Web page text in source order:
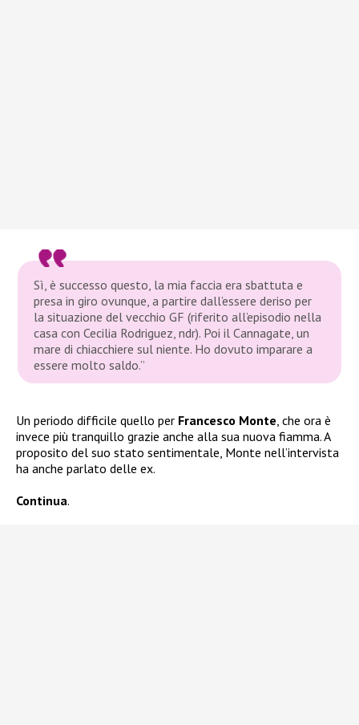
Sì, è successo questo, la mia faccia era sbattuta e
presa in giro ovunque, a partire dall’essere deriso per
la situazione del vecchio GF (riferito all’episodio nella
casa con Cecilia Rodriguez,ndr). Poi il Cannagate, un
mare di chiacchiere sul niente. Ho dovuto imparare a
essere molto saldo.”
Un periodo difficile quello per Francesco Monte , che ora è
invece più tranquillo grazie anche alla sua nuova fiamma. A
proposito del suo stato sentimentale, Monte nell’intervista
ha anche parlato delle ex.
Continua.